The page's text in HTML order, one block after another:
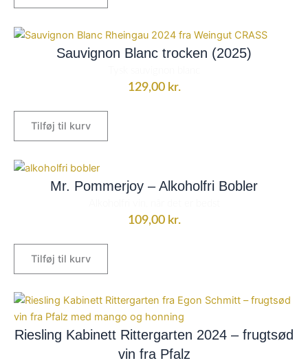
Sauvignon Blanc trocken (2025)
129,00 kr.
Tilføj til kurv
Mr. Pommerjoy – Alkoholfri Bobler
109,00 kr.
Tilføj til kurv
Riesling Kabinett Rittergarten 2024 – frugtsød
vin fra Pfalz